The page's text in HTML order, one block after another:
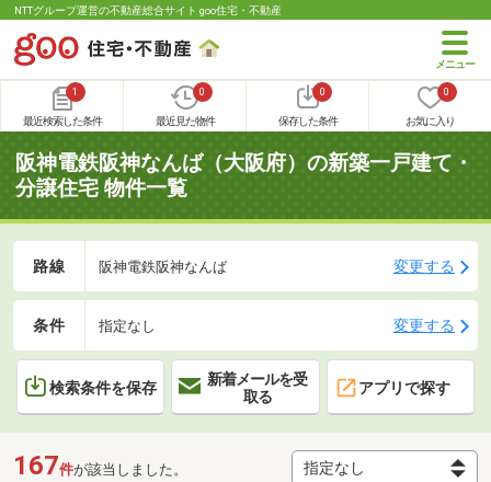
NTTグループ運営の不動産総合サイト goo住宅・不動産
1
最近検索した条件
0
最近見た物件
0
保存した条件
0
お気に入り
阪神電鉄阪神なんば（大阪府）の新築一戸建て・
分譲住宅 物件一覧
路線 阪神電鉄阪神なんば 変更する
条件 指定なし 変更する
検索条件を保存
新着メールを受
取る
アプリで探す
167件が該当しました。